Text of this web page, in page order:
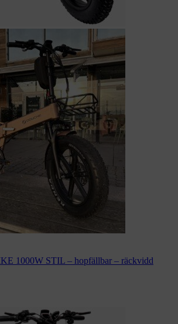
1000W STIL – hopfällbar – räckvidd